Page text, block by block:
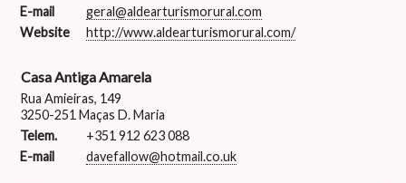
E-mail
geral@aldearturismorural.com
Website
http://www.aldearturismorural.com/
Casa Antiga Amarela
Rua Amieiras, 149
3250-251 Maças D. Maria
Telem.
+351 912 623 088
E-mail
davefallow@hotmail.co.uk